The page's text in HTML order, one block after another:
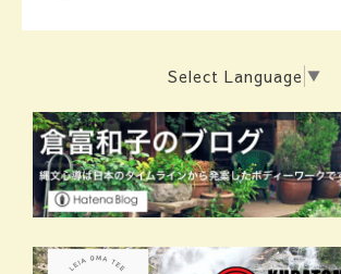
Select Language ▼